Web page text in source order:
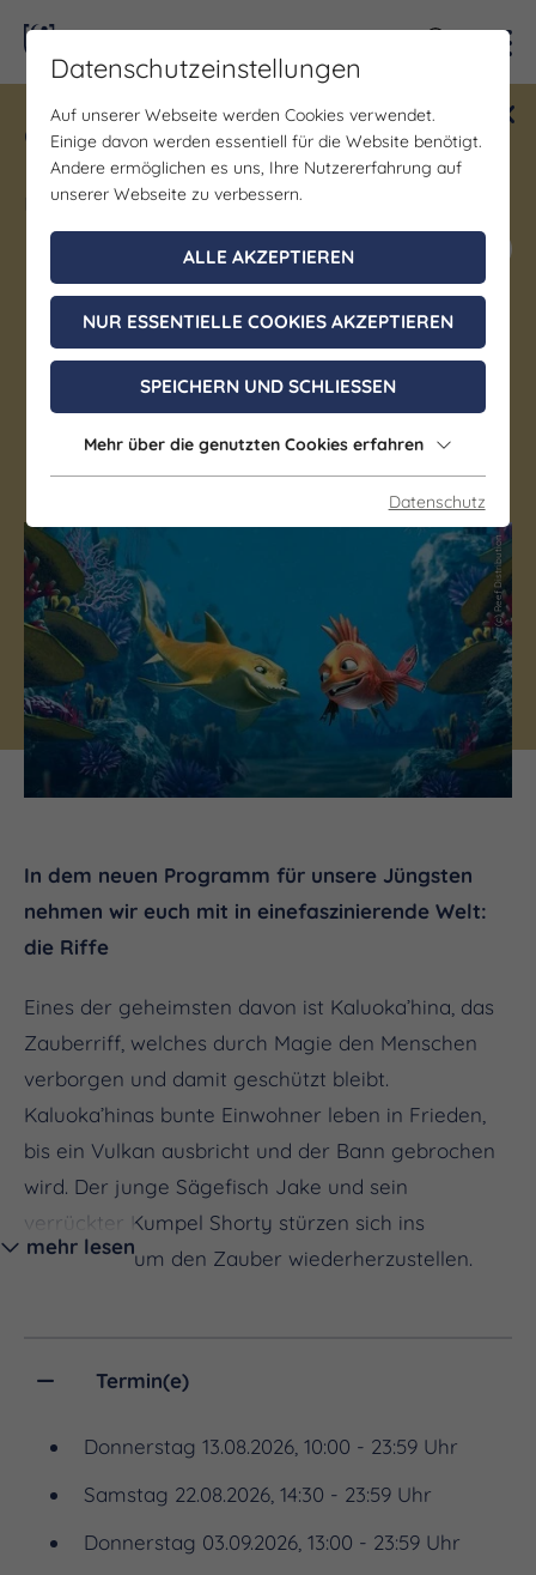
Gewinne ein Blind Date mit Saale-
Unstrut! Teilnahme vom 1.7. - 18.12.
möglich.
Jetzt mitmachen
Das Zauberriff
13. August 2026, 10:00 - 23:59 Uhr
Jena
(c) Reef Distribution
In dem neuen Programm für unsere Jüngsten
nehmen wir euch mit in einefaszinierende Welt:
die Riffe
Eines der geheimsten davon ist Kaluoka’hina, das
Zauberriff, welches durch Magie den Menschen
verborgen und damit geschützt bleibt.
Kaluoka’hinas bunte Einwohner leben in Frieden,
bis ein Vulkan ausbricht und der Bann gebrochen
wird. Der junge Sägefisch Jake und sein
verrückter Kumpel Shorty stürzen sich ins
Abenteuer, um den Zauber wiederherzustellen.
der Show erklären wir kindgerecht den
mehr lesen
Termin(e)
Donnerstag 13.08.2026, 10:00 - 23:59 Uhr
Samstag 22.08.2026, 14:30 - 23:59 Uhr
Donnerstag 03.09.2026, 13:00 - 23:59 Uhr
Datenschutzeinstellungen
Auf unserer Webseite werden Cookies verwendet.
Einige davon werden essentiell für die Website benötigt.
Andere ermöglichen es uns, Ihre Nutzererfahrung auf
unserer Webseite zu verbessern.
ALLE AKZEPTIEREN
NUR ESSENTIELLE COOKIES AKZEPTIEREN
SPEICHERN UND SCHLIESSEN
Mehr über die genutzten Cookies erfahren
Datenschutz